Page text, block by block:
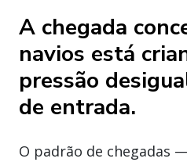
A chegada
navios está
pressão
de entrada.
O padrão de chegadas